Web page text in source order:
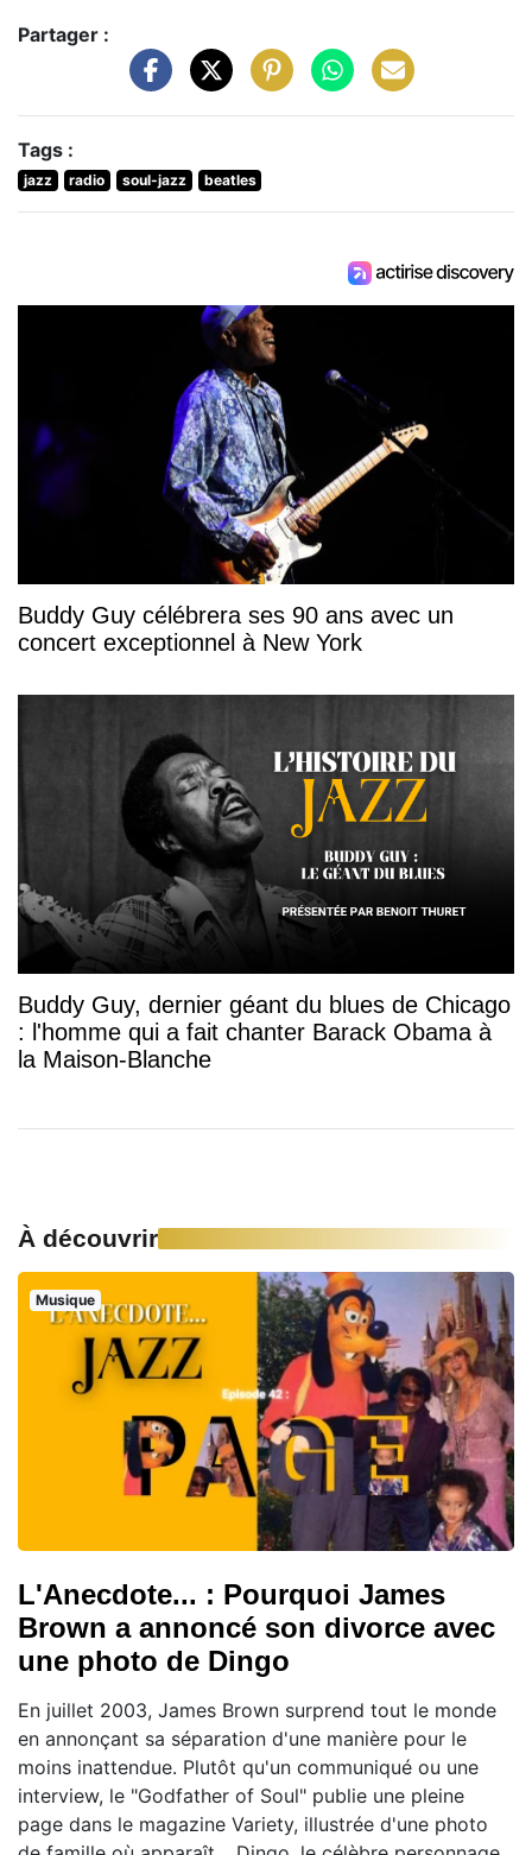
Partager :
Tags :
jazz radio soul-jazz beatles
Buddy Guy célébrera ses 90 ans avec un
concert exceptionnel à New York
Buddy Guy, dernier géant du blues de Chicago
: l'homme qui a fait chanter Barack Obama à
la Maison-Blanche
À découvrir
Musique
L'Anecdote... : Pourquoi James
Brown a annoncé son divorce avec
une photo de Dingo
En juillet 2003, James Brown surprend tout le monde
en annonçant sa séparation d'une manière pour le
moins inattendue. Plutôt qu'un communiqué ou une
interview, le "Godfather of Soul" publie une pleine
page dans le magazine Variety, illustrée d'une photo